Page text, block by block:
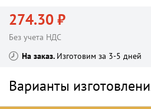
274.30 ₽
Без учета НДС
На заказ Изготовим за 3-5 дней
Варианты